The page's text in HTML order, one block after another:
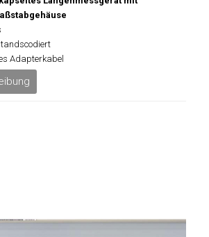
Adapterkabel